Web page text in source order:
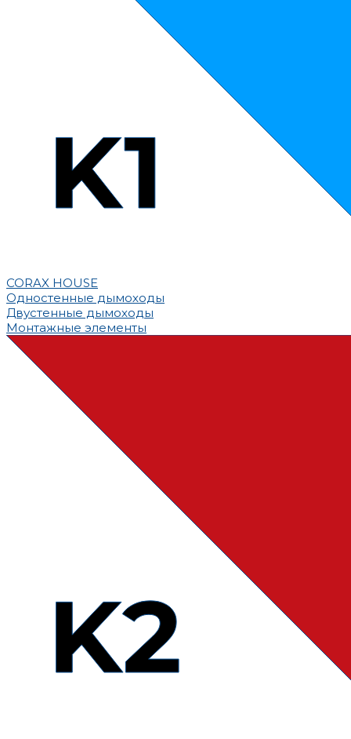
CORAX HOUSE
Одностенные дымоходы
Двустенные дымоходы
Монтажные элементы